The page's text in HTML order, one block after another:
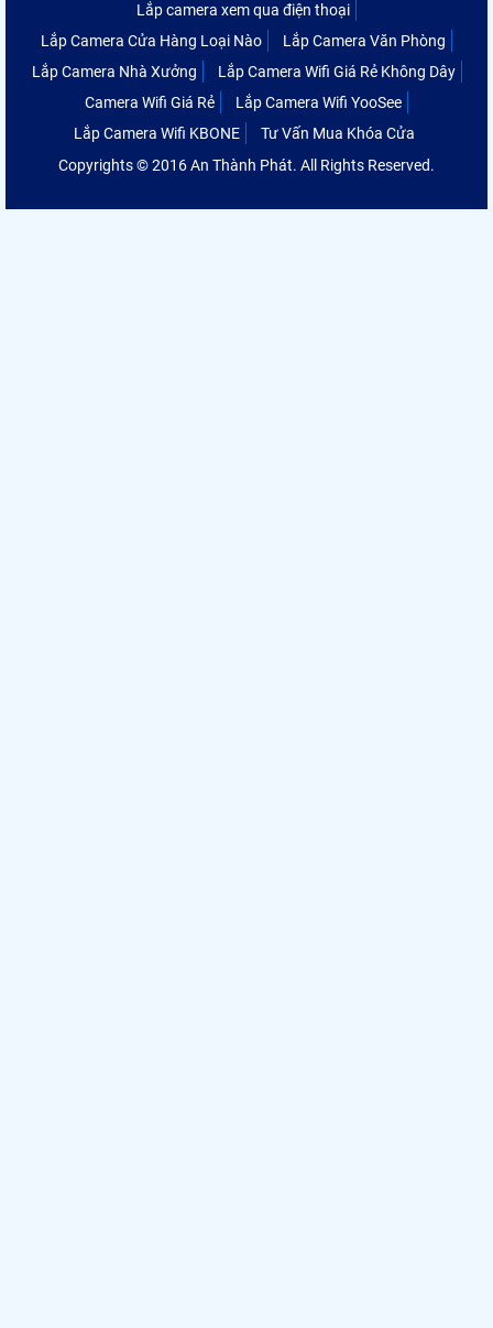
Lắp camera xem qua điện thoại
Lắp Camera Cửa Hàng Loại Nào
Lắp Camera Văn Phòng
Lắp Camera Nhà Xưởng
Lắp Camera Wifi Giá Rẻ Không Dây
Camera Wifi Giá Rẻ
Lắp Camera Wifi YooSee
Lắp Camera Wifi KBONE
Tư Vấn Mua Khóa Cửa
Copyrights © 2016 An Thành Phát. All Rights Reserved.